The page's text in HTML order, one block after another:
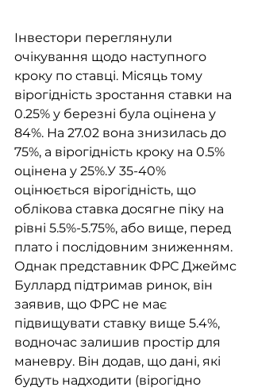
Інвестори переглянули
очікування щодо наступного
кроку по ставці. Місяць тому
вірогідність зростання ставки на
0.25% у березні була оцінена у
84%. На 27.02 вона знизилась до
75%, а вірогідність кроку на 0.5%
оцінена у 25%.У 35-40%
оцінюється вірогідність, що
облікова ставка досягне піку на
рівні 5.5%-5.75%, або вище, перед
плато і послідовним зниженням.
Однак представник ФРС Джеймс
Буллард підтримав ринок, він
заявив, що ФРС не має
підвищувати ставку вище 5.4%,
водночас залишив простір для
маневру. Він додав, що дані, які
будуть надходити (вірогідно